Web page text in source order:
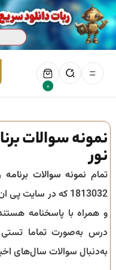
0
نمونه سوالات
نور
تمام نمونه سوالات
1813032 که در سایت
و همراه با پاسخنامه
درس به‌صورت تماما تستی
به‌دنبال سوالات سال‌های